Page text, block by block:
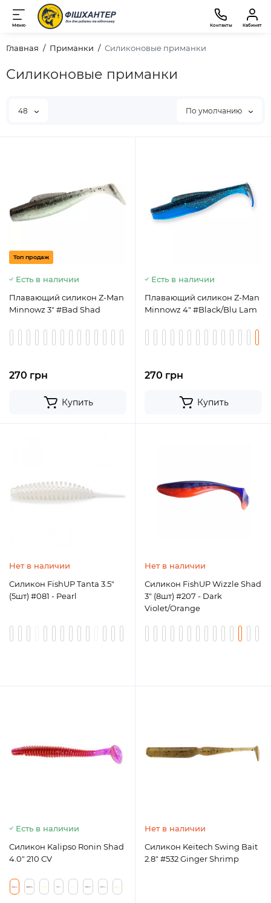
Меню Контакты Кабинет
Главная Приманки Силиконовые приманки
Силиконовые приманки
48 По умолчанию
Топ продаж
Есть в наличии
Плавающий силикон Z-Man
Minnowz 3" #Bad Shad
270 грн
Купить
Есть в наличии
Плавающий силикон Z-Man
Minnowz 4" #Black/Blu Lam
270 грн
Купить
Нет в наличии
Силикон FishUP Tanta 3.5"
(5шт) #081 - Pearl
Нет в наличии
Силикон FishUP Wizzle Shad
3" (8шт) #207 - Dark
Violet/Orange
Есть в наличии
Силикон Kalipso Ronin Shad
4.0" 210 CV
Нет в наличии
Силикон Keitech Swing Bait
2.8" #532 Ginger Shrimp